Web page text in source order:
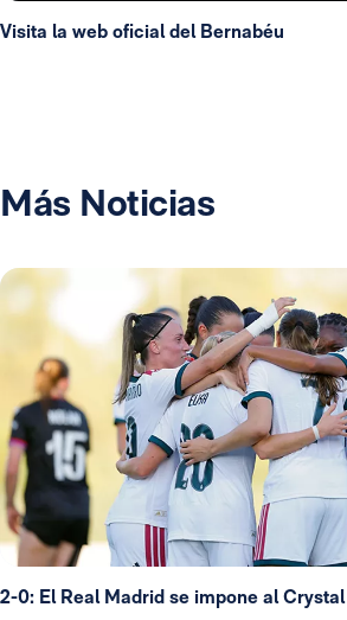
Visita la web oficial del Bernabéu
Más Noticias
2-0: El Real Madrid se impone al